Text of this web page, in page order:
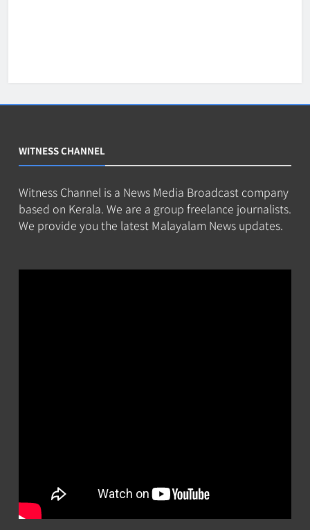
WITNESS CHANNEL
Witness Channel is a News Media Broadcast company
based on Kerala. We are a group freelance journalists.
We provide you the latest Malayalam News updates.